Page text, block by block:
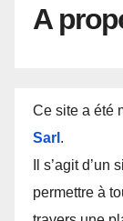
A
Ce site a été
Sarl .
Il s’agit
permettre à